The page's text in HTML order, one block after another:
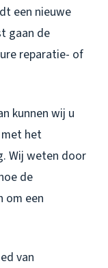
een nieuwe
gaan de
reparatie- of
kunnen wij u
met het
Wij weten door
de
om een
van